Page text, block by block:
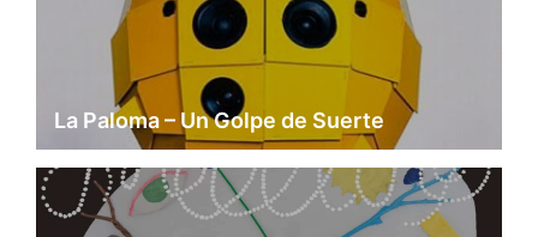
La Paloma – Un Golpe de Suerte